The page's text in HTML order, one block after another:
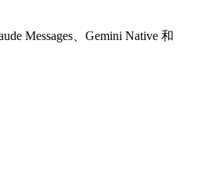
Messages、Gemini Native 和